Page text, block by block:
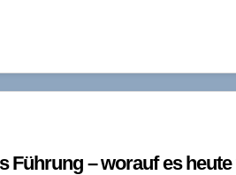
Führung – worauf es